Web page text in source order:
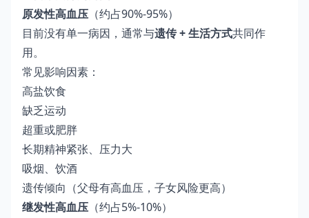
原发性高血压 （约占90%-95%）
目前没有单一病因，通常与遗传 + 生活方式共同作
用。
常见影响因素：
高盐饮食
缺乏运动
超重或肥胖
长期精神紧张、压力大
吸烟、饮酒
遗传倾向（父母有高血压，子女风险更高）
继发性高血压 （约占5%-10%）